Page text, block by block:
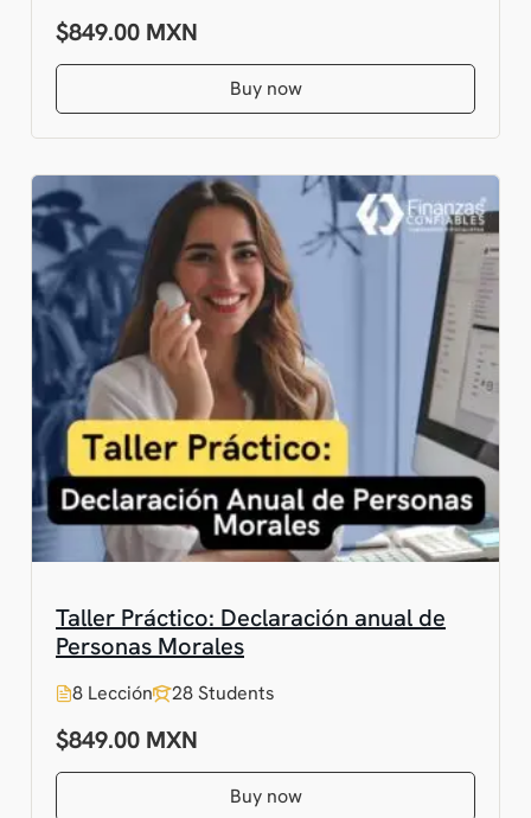
$849.00
Buy now
Taller Práctico: Declaración anual de
Personas Morales
8 Lección 28 Students
$849.00
Buy now